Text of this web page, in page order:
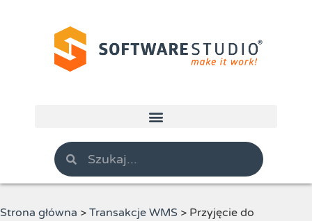
Strona główna > Transakcje WMS > Przyjęcie do